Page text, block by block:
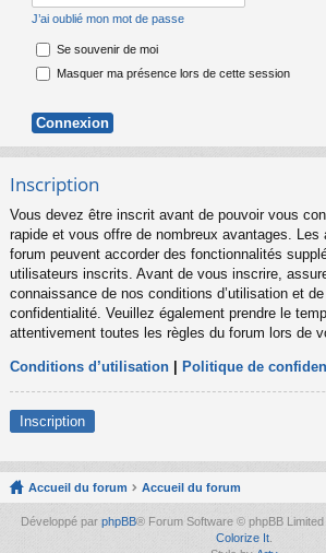
J’ai oublié mon mot de passe
Se souvenir de moi
Masquer ma présence lors de cette session
Inscription
Vous devez être inscrit avant de pouvoir vous
rapide et vous offre de nombreux avantages. Les
forum peuvent accorder des fonctionnalités
utilisateurs inscrits. Avant de vous inscrire,
connaissance de nos conditions d’utilisation et
confidentialité. Veuillez également prendre le
attentivement toutes les règles du forum lors de
Conditions d’utilisation Politique de
Inscription
Accueil du forum Accueil du forum
Développé par phpBB® Forum Software © phpBB Limited
Colorize It.